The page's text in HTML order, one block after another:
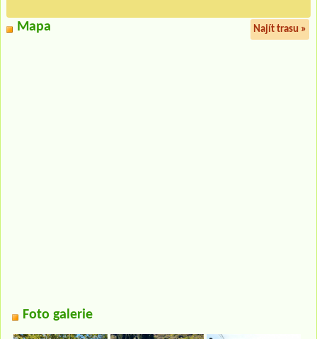
Mapa Najít trasu »
Foto galerie